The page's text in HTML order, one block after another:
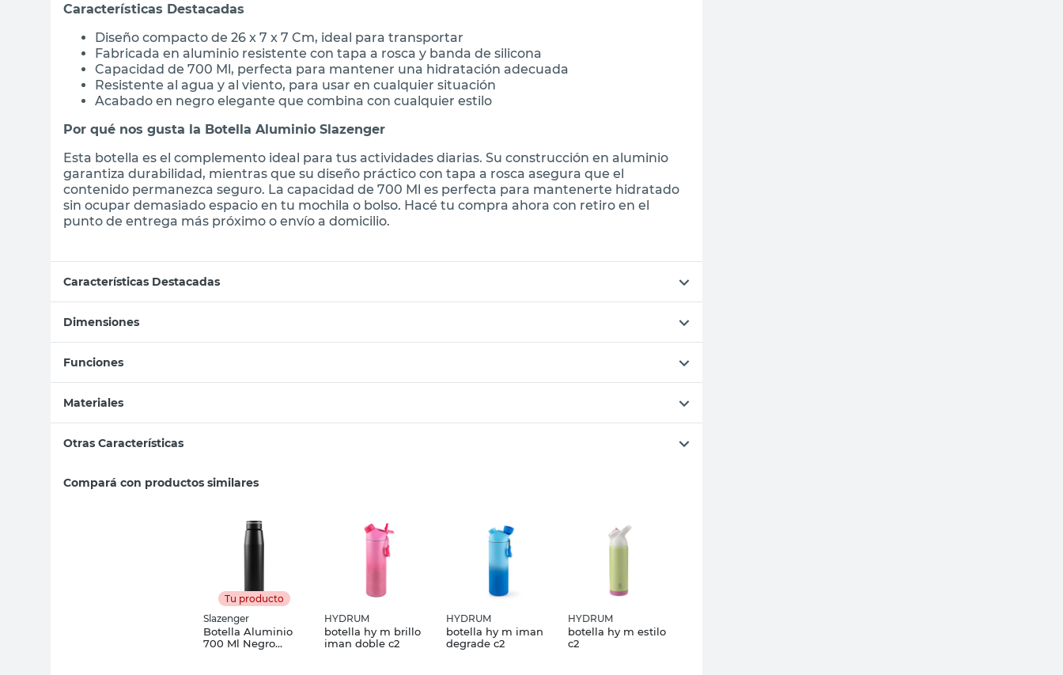
Características Destacadas
Diseño compacto de 26 x 7 x 7 Cm, ideal para transportar
Fabricada en aluminio resistente con tapa a rosca y banda de silicona
Capacidad de 700 Ml, perfecta para mantener una hidratación adecuada
Resistente al agua y al viento, para usar en cualquier situación
Acabado en negro elegante que combina con cualquier estilo
Por qué nos gusta la Botella Aluminio Slazenger
Esta botella es el complemento ideal para tus actividades diarias. Su construcción en aluminio
garantiza durabilidad, mientras que su diseño práctico con tapa a rosca asegura que el
contenido permanezca seguro. La capacidad de 700 Ml es perfecta para mantenerte hidratado
sin ocupar demasiado espacio en tu mochila o bolso. Hacé tu compra ahora con retiro en el
punto de entrega más próximo o envío a domicilio.
Características Destacadas
Dimensiones
Funciones
Materiales
Otras Características
Compará con productos similares
Tu producto
Slazenger
Botella Aluminio
700 Ml Negro
HYDRUM
botella hy m brillo
iman doble c2
HYDRUM
botella hy m iman
degrade c2
HYDRUM
botella hy m estilo
c2